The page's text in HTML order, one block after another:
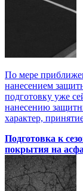
По мере
нанесением
подготовку уже
нанесению
характер,
Подготовка к
покрытия на